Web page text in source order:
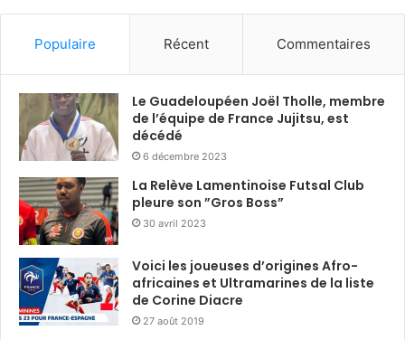
Populaire Récent Commentaires
Le Guadeloupéen Joël Tholle, membre
de l’équipe de France Jujitsu, est
décédé
6 décembre 2023
La Relève Lamentinoise Futsal Club
pleure son ”Gros Boss”
30 avril 2023
Voici les joueuses d’origines Afro-
africaines et Ultramarines de la liste
de Corine Diacre
27 août 2019